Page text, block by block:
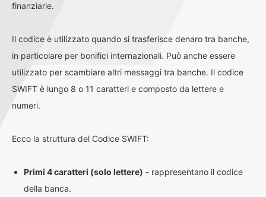
finanziarie.
Il codice è utilizzato quando si trasferisce denaro tra banche,
in particolare per bonifici internazionali. Può anche essere
utilizzato per scambiare altri messaggi tra banche. Il codice
SWIFT è lungo 8 o 11 caratteri e composto da lettere e
numeri.
Ecco la struttura del Codice SWIFT:
Primi 4 caratteri (solo lettere) - rappresentano il codice
della banca.